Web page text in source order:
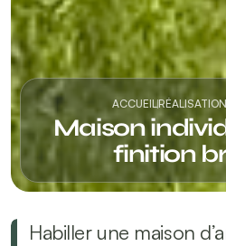
ACCUEIL
Maison individuelle avec
finition
Habiller une maison